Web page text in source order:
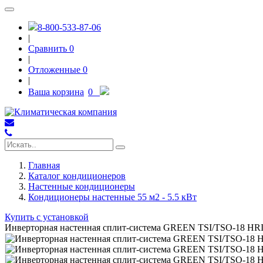
8-800-533-87-06
|
Сравнить 0
|
Отложенные 0
|
Ваша корзина 0
Главная
Каталог кондиционеров
Настенные кондиционеры
Кондиционеры настенные 55 м2 - 5.5 кВт
Купить с установкой
Инверторная настенная сплит-система GREEN TSI/TSO-18